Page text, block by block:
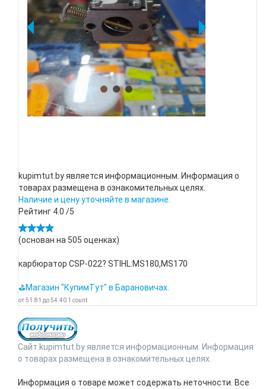
kupimtut.by является информационным. Информация о
товарах размещена в ознакомительных целях.
Наличие и цену уточняйте в магазине.
Рейтинг 4.0 /5
(основан на 505 оценках)
карбюратор CSP-022? STIHL:MS180,MS170
⛳Магазин "КупимТут" в Барановичах.
от51.81 до54.40 1 count
Сайт kupimtut.by является информационным. Информация
о товарах размещена в ознакомительных целях.
Информация о товаре может содержать неточности. Все